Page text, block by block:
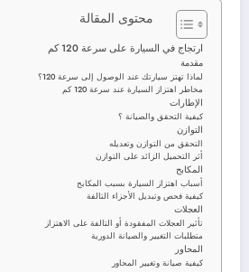
محتوى المقالة
ارتجاج في السيارة على سرعة 120 كم
مقدمة
لماذا تهتز سيارتك عند الوصول إلى سرعة 120؟
مخاطر اهتزاز السيارة عند سرعة 120 كم
الإطارات
كيفية التحقق والصيانة ؟
التوازن
التحقق من التوازن وتعديله
أثر التحميل الزائد على التوازن
المكابح
أسباب اهتزاز السيارة بسبب المكابح
كيفية فحص وتبديل الأجزاء التالفة
العجلات
تأثير العجلات المفقودة أو التالفة على الاهتزاز
متطلبات التغيير والصيانة الدورية
المحاور
كيفية صيانة وتغيير المحاور